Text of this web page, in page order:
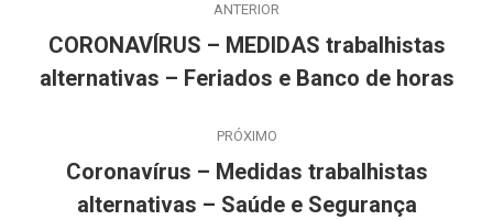
de
post:
ANTERIOR
Post
anterior:
CORONAVÍRUS – MEDIDAS trabalhistas
alternativas – Feriados e Banco de horas
PRÓXIMO
Próximo
post:
Coronavírus – Medidas trabalhistas
alternativas – Saúde e Segurança